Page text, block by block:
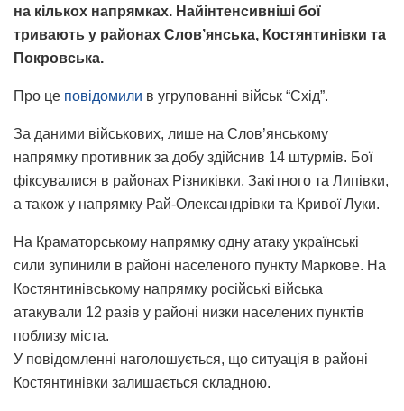
на кількох напрямках. Найінтенсивніші бої
тривають у районах Слов’янська, Костянтинівки та
Покровська.
Про це повідомили в угрупованні військ “Схід”.
За даними військових, лише на Слов’янському
напрямку противник за добу здійснив 14 штурмів. Бої
фіксувалися в районах Різниківки, Закітного та Липівки,
а також у напрямку Рай-Олександрівки та Кривої Луки.
На Краматорському напрямку одну атаку українські
сили зупинили в районі населеного пункту Маркове. На
Костянтинівському напрямку російські війська
атакували 12 разів у районі низки населених пунктів
поблизу міста.
У повідомленні наголошується, що ситуація в районі
Костянтинівки залишається складною.